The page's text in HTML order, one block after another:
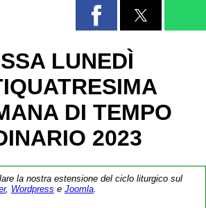
LUNEDÌ
DI TEMPO
2023
la nostra estensione del ciclo liturgico sul
, Wordpress e Joomla.